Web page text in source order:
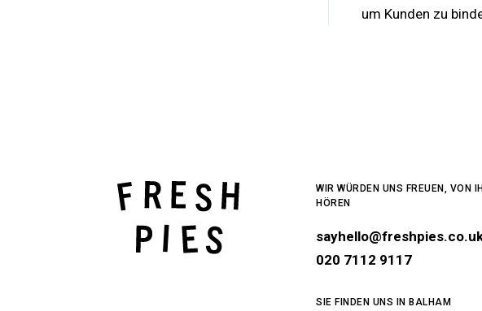
um Kunden zu
WIR WÜRDEN UNS FREUEN, VON
HÖREN
020 7112 9117
SIE FINDEN UNS IN BALHAM